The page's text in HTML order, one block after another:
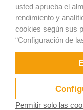
usted aprueba el
rendimiento y
cookies según sus
“Configuración de
Permitir solo las